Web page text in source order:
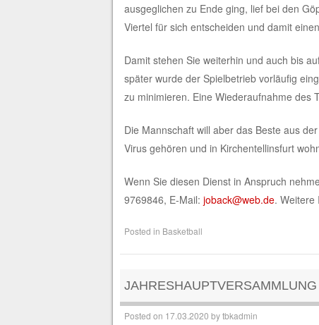
ausgeglichen zu Ende ging, lief bei den
Viertel für sich entscheiden und damit
Damit stehen Sie weiterhin und auch bis
später wurde der Spielbetrieb vorläufig
zu minimieren. Eine Wiederaufnahme des
Die Mannschaft will aber das Beste aus
Virus gehören und in Kirchentellinsfurt
Wenn Sie diesen Dienst in Anspruch
9769846, E-Mail: joback@web.de. Weitere
Posted in Basketball
Posted on 17.03.2020 bytbkadmin